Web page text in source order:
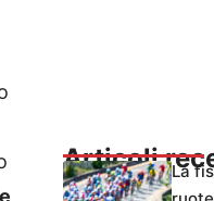
Articoli
La